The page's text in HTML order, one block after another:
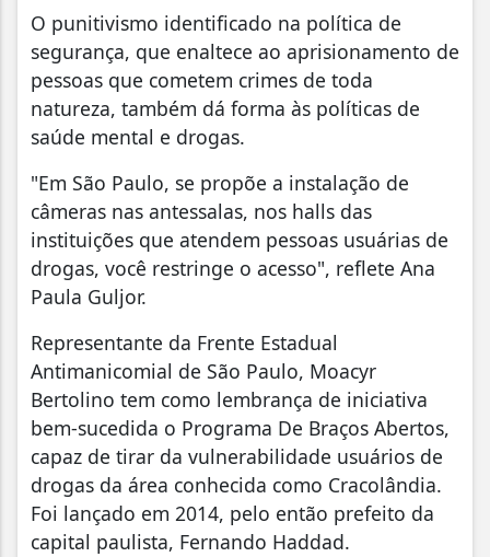
O punitivismo identificado na política de
segurança, que enaltece ao aprisionamento de
pessoas que cometem crimes de toda
natureza, também dá forma às políticas de
saúde mental e drogas.
"Em São Paulo, se propõe a instalação de
câmeras nas antessalas, nos halls das
instituições que atendem pessoas usuárias de
drogas, você restringe o acesso", reflete Ana
Paula Guljor.
Representante da Frente Estadual
Antimanicomial de São Paulo, Moacyr
Bertolino tem como lembrança de iniciativa
bem-sucedida o Programa De Braços Abertos,
capaz de tirar da vulnerabilidade usuários de
drogas da área conhecida como Cracolândia.
Foi lançado em 2014, pelo então prefeito da
capital paulista, Fernando Haddad.